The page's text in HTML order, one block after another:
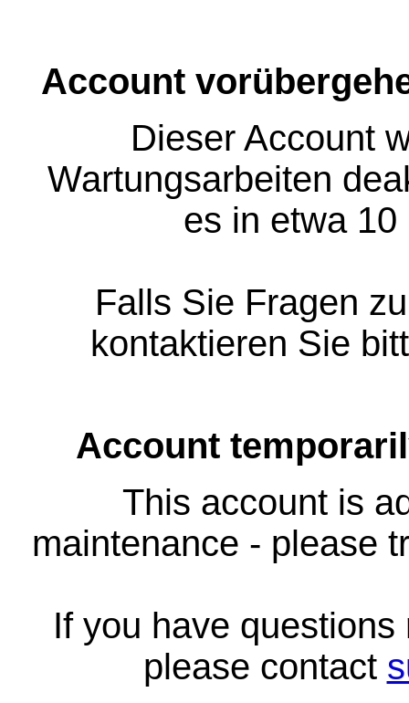
Account
Dieser Account
Wartungsarbeiten
es in etwa
Falls Sie Fragen
kontaktieren Sie
Account
This account is
maintenance - please
If you have
please contact